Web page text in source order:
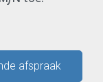
afspraak